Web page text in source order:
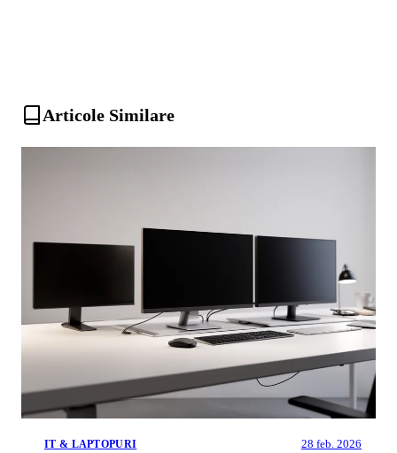
Articole Similare
IT & LAPTOPURI 28 feb. 2026